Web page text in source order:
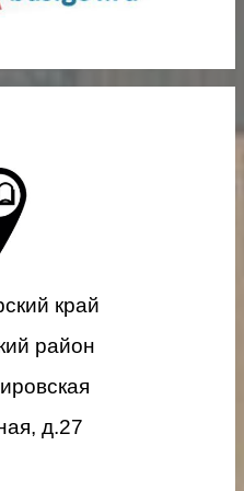
край
район
д.27